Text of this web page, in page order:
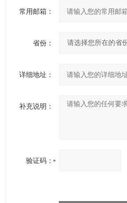
常用邮箱：
省份：
详细地址：
补充说明：
验证码：